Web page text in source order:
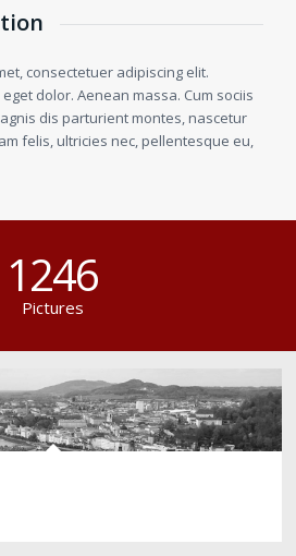
consectetuer adipiscing elit.
dolor. Aenean massa. Cum sociis
dis parturient montes, nascetur
felis, ultricies nec, pellentesque eu,
1246
Pictures